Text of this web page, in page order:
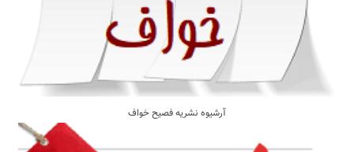
آرشیوه نشریه فصیح خواف